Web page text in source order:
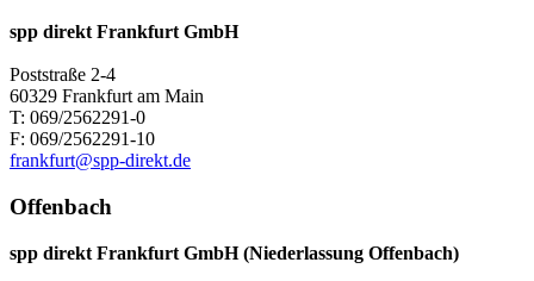
spp direkt Frankfurt GmbH
Poststraße 2-4
60329 Frankfurt am Main
T: 069/2562291-0
F: 069/2562291-10
frankfurt@spp-direkt.de
Offenbach
spp direkt Frankfurt GmbH (Niederlassung Offenbach)